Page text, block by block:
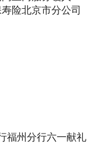
险北京市分公司
福州分行六一献礼